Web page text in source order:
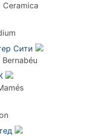
Ceramica
Сити